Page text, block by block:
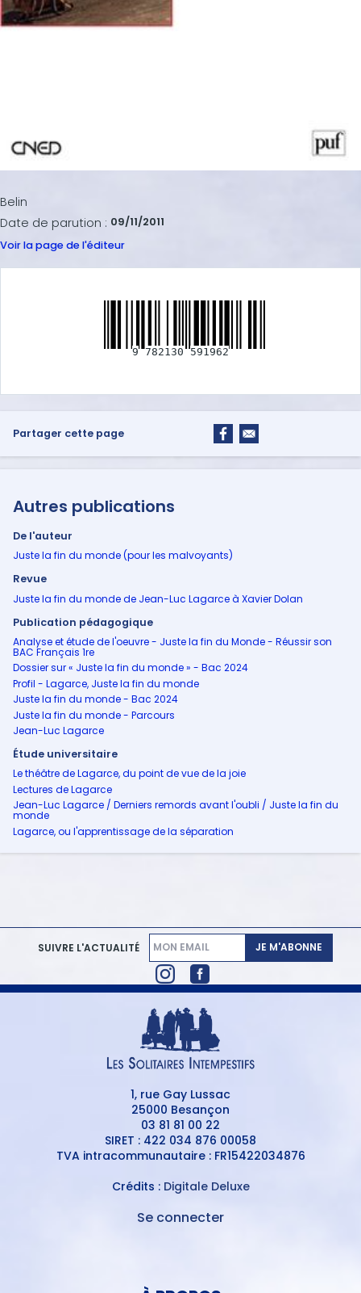
Belin
Date de parution : 09/11/2011
Voir la page de l'éditeur
9 782130 591962
Partager cette page
Autres publications
De l'auteur
Juste la fin du monde (pour les malvoyants)
Revue
Juste la fin du monde de Jean-Luc Lagarce à Xavier Dolan
Publication pédagogique
Analyse et étude de l'oeuvre - Juste la fin du Monde - Réussir son
BAC Français 1re
Dossier sur « Juste la fin du monde » - Bac 2024
Profil - Lagarce, Juste la fin du monde
Juste la fin du monde - Bac 2024
Juste la fin du monde - Parcours
Jean-Luc Lagarce
Étude universitaire
Le théâtre de Lagarce, du point de vue de la joie
Lectures de Lagarce
Jean-Luc Lagarce / Derniers remords avant l'oubli / Juste la fin du
monde
Lagarce, ou l'apprentissage de la séparation
SUIVRE L'ACTUALITÉ JE M'ABONNE
1, rue Gay Lussac
25000 Besançon
03 81 81 00 22
SIRET : 422 034 876 00058
TVA intracommunautaire : FR15422034876
Crédits : Digitale Deluxe
Se connecter